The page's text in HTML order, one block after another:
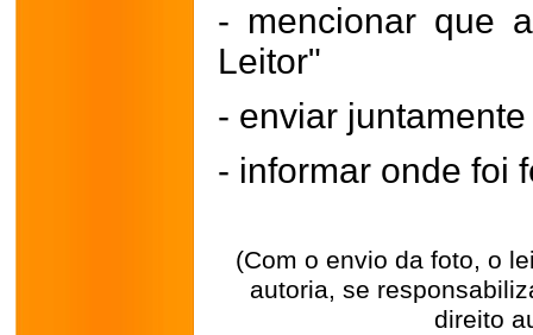
- mencionar que
Leitor"
- enviar
- informar onde foi
(Com o envio da foto, o
autoria, se
direito